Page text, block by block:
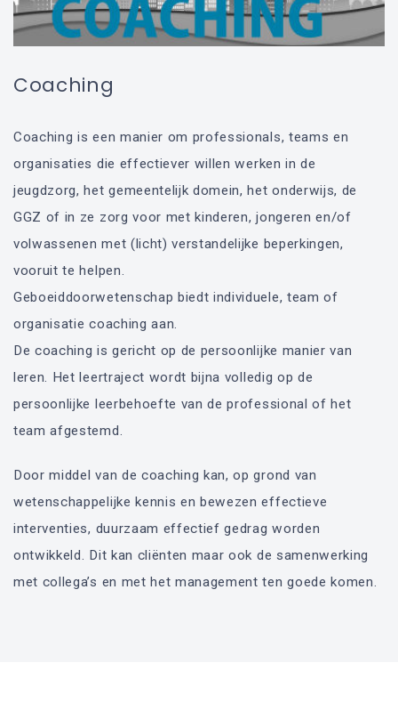
Coaching
Coaching is een manier om professionals, teams en
organisaties die effectiever willen werken in de
jeugdzorg, het gemeentelijk domein, het onderwijs, de
GGZ of in ze zorg voor met kinderen, jongeren en/of
volwassenen met (licht) verstandelijke beperkingen,
vooruit te helpen.
Geboeiddoorwetenschap biedt individuele, team of
organisatie coaching aan.
De coaching is gericht op de persoonlijke manier van
leren. Het leertraject wordt bijna volledig op de
persoonlijke leerbehoefte van de professional of het
team afgestemd.
Door middel van de coaching kan, op grond van
wetenschappelijke kennis en bewezen effectieve
interventies, duurzaam effectief gedrag worden
ontwikkeld. Dit kan cliënten maar ook de samenwerking
met collega’s en met het management ten goede komen.